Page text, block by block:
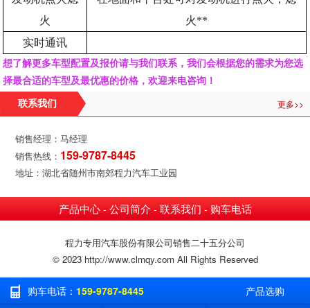
火
火**
实时通讯
想了解更多车型配置及报价请与我们联系，我们会根据您的需求为您选
择最合适的车型及最优惠的价格，欢迎来电咨询！
联系我们 更多>>
销售经理：马经理
销售热线： 159-9787-8445
地址：湖北省随州市南郊程力汽车工业园
产品中心- 公司简介 - 联系我们 - 购车电话
程力专用汽车股份有限公司销售二十五分公司
© 2023 http://www.clmqy.com All Rights Reserved
购车电话： 159-9787-8445 产品选购